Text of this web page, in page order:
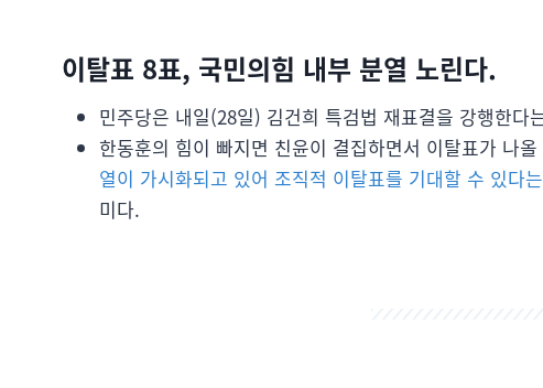
이탈표 8표, 국민의힘 내부 분열 노린다.
민주당은 내일(28일) 김건희 특검법 재표결을 강행한
한동훈의 힘이 빠지면 친윤이 결집하면서 이탈표가 나
열이 가시화되고 있어 조직적 이탈표를 기대할 수 있다
미다.